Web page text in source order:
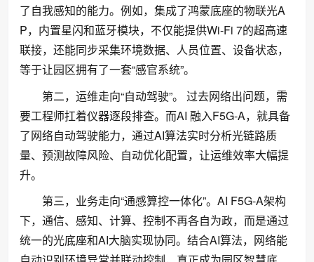
了自我感知的能力。例如，集成了鸿蒙底座的物联光A
P，内置星闪和蓝牙模块，不仅能提供Wi-Fi 7的超高速
联接，还能同步采集环境数据、人员位置、设备状态，
等于让园区拥有了一套“感官系统”。
第二，运维走向“自动驾驶”。 过去网络出问题，需
要工程师扛着仪器逐段排查。而AI 融入F5G-A，就具备
了网络自动驾驶能力，通过AI算法实时分析光链路质
量、预测故障风险、自动优化配置，让运维效率大幅提
升。
第三，业务走向“通感算控一体化”。AI F5G-A架构
下，通信、感知、计算、控制不再各自为政，而是通过
统一的光底座和AI大脑实现协同。结合AI算法，网络能